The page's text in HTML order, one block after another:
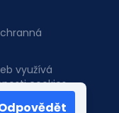
využívá
cookies